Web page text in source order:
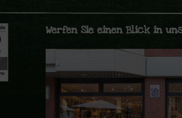
Werfen Sie einen Blick in